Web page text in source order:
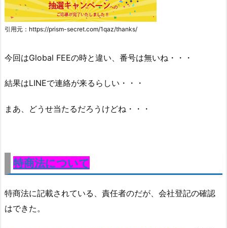
引用元：https://prism-secret.com/1qaz/thanks/
今回はGlobal FEEの時と違い、番号は無いね・・・
結果はLINEで連絡が来るらしい・・・
まあ、どうせ当たるだろうけどね・・・
特商法について
特商法に記載されている、 責任者のだが、会社登記の確認
はできた。